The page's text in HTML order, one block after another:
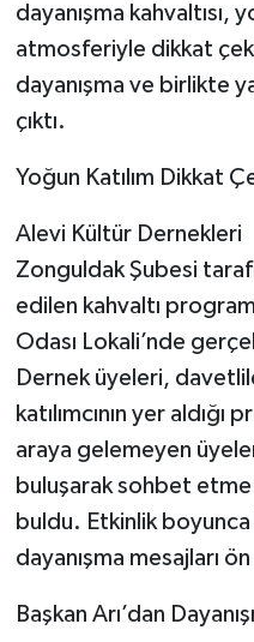
dayanışma kahvaltısı,
atmosferiyle dikkat
dayanışma ve birlikte
çıktı.
Yoğun Katılım Dikkat
Alevi Kültür Dernekleri
Zonguldak Şubesi
edilen kahvaltı
Odası Lokali’nde
Dernek üyeleri,
katılımcının yer
araya gelemeyen
buluşarak sohbet etme
buldu. Etkinlik
dayanışma mesajları ön
Başkan Arı’dan